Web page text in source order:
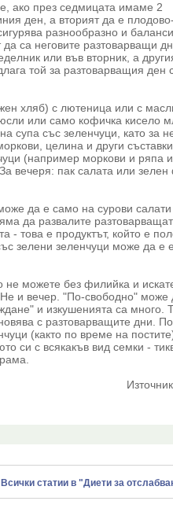
ако през седмицата имаме 2
ден, а вторият да е плодово-
разнообразно и
са неговите разтоварващи
или във вторник, а
той за разтоварващия ден
хляб) с лютеница или с
или само кофичка кисело
супа със зеленчуци, като за
целина и други
(например моркови и ряпа
вечеря: пак салата или
да е само на сурови
да развалите
- това е продуктът, който е
зелени зеленчуци може да е
не можете без филийка и
и вечер. "По-свободно" може
и изкушенията са много.
с разтоварващите дни. По
(както по време на
си с всякакъв вид семки -
Всички статии в "Диети за